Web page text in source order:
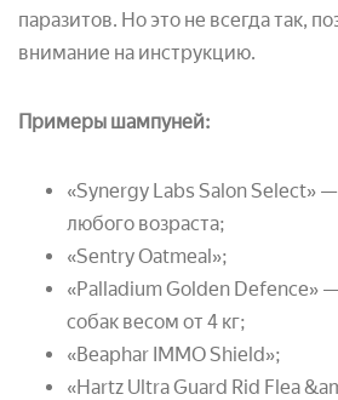
паразитов. Но это не всегда так,
внимание на инструкцию.
Примеры шампуней:
«Synergy Labs Salon Select»
любого возраста;
«Sentry Oatmeal»;
«Palladium Golden Defence»
собак весом от 4 кг;
«Beaphar IMMO Shield»;
«Hartz Ultra Guard Rid Flea